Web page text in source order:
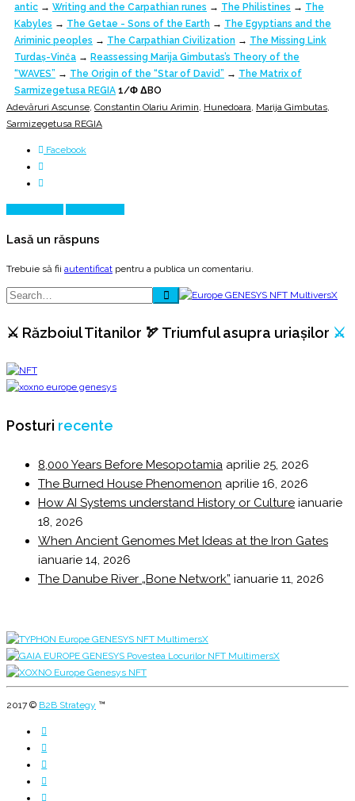
antic → Writing and the Carpathian runes → The Philistines → The
Kabyles → The Getae - Sons of the Earth → The Egyptians and the
Ariminic peoples → The Carpathian Civilization → The Missing Link
Turdaș-Vinča → Reassessing Marija Gimbutas’s Theory of the
“WAVES” → The Origin of the “Star of David” → The Matrix of
Sarmizegetusa REGIA 1/Φ ΔBO
Adevăruri Ascunse Constantin Olariu Arimin Hunedoara Marija Gimbutas
Sarmizegetusa REGIA
Facebook
Lasă un răspuns
Trebuie să fii autentificat pentru a publica un comentariu.
⚔️ Războiul Titanilor 🏹 Triumful asupra uriașilor ⚔️
Posturi recente
8,000 Years Before Mesopotamia aprilie 25, 2026
The Burned House Phenomenon aprilie 16, 2026
How AI Systems understand History or Culture ianuarie
18, 2026
When Ancient Genomes Met Ideas at the Iron Gates
ianuarie 14, 2026
The Danube River „Bone Network” ianuarie 11, 2026
2017 © B2B Strategy ™